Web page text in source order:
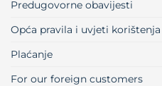
Predugovorne obavijesti
Opća pravila i uvjeti
Plaćanje
For our foreign customers